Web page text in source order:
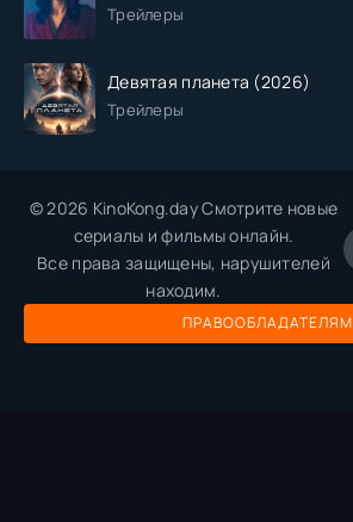
Трейлеры
Девятая планета (2026)
Трейлеры
© 2026 KinoKong.day Смотрите новые
сериалы и фильмы онлайн.
Все права защищены, нарушителей
находим.
ПРАВООБЛАДАТЕЛЯМ